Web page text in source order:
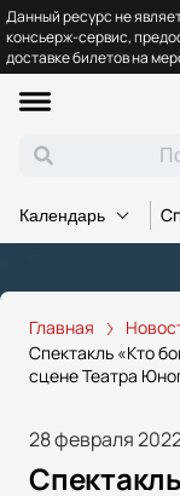
Данный ресурс не
консьерж-сервис,
доставке билетов на
Календарь
Главная
Спектакль «Кто
сцене Театра
28 февраля